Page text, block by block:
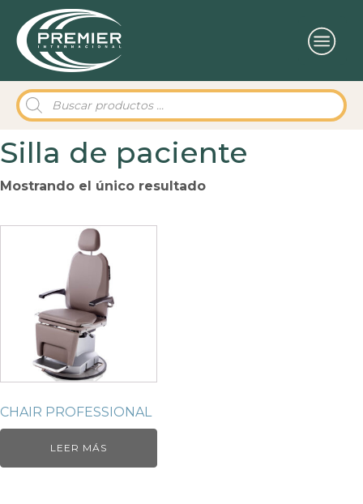
Búsqueda
de
Silla de paciente
Mostrando el único resultado
CHAIR PROFESSIONAL
LEER MÁS